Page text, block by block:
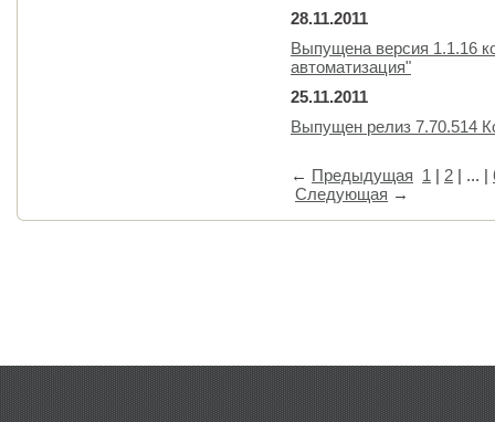
28.11.2011
Выпущена версия 1.1.16
автоматизация"
25.11.2011
Выпущен релиз 7.70.514
← Предыдущая 1 | 2 | ... |
Следующая →